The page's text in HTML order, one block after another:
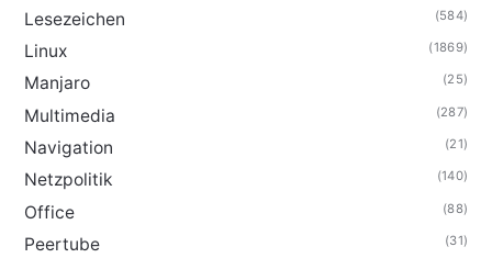
Lesezeichen (584)
Linux (1869)
Manjaro (25)
Multimedia (287)
Navigation (21)
Netzpolitik (140)
Office (88)
Peertube (31)